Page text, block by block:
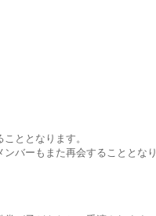
ととなります。
バーもまた再会することとなり